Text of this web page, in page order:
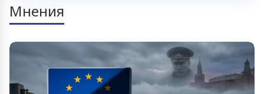
Мнения